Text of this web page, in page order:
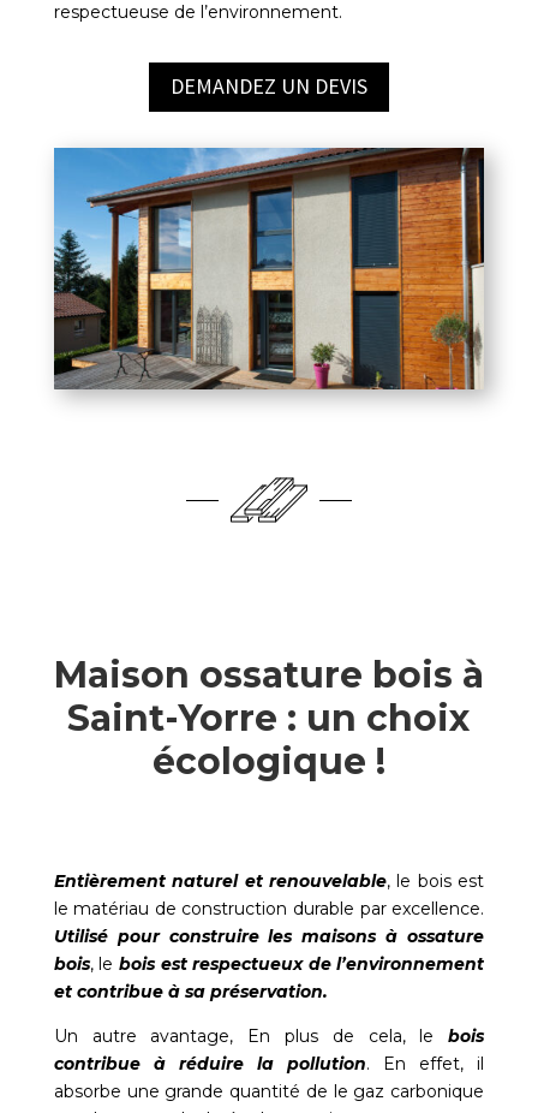
respectueuse de l’environnement.
DEMANDEZ UN DEVIS
Maison ossature bois à
Saint-Yorre : un choix
écologique !
Entièrement naturel et renouvelable, le bois est
le matériau de construction durable par excellence.
Utilisé pour construire les maisons à ossature
bois, le bois est respectueux de l’environnement
et contribue à sa préservation.
Un autre avantage, En plus de cela, lebois
contribue à réduire la pollution. En effet, il
absorbe une grande quantité de le gaz carbonique